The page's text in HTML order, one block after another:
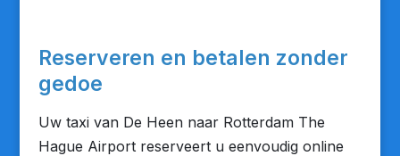
Reserveren en betalen zonder
gedoe
Uw taxi van De Heen naar Rotterdam The
Hague Airport reserveert u eenvoudig online